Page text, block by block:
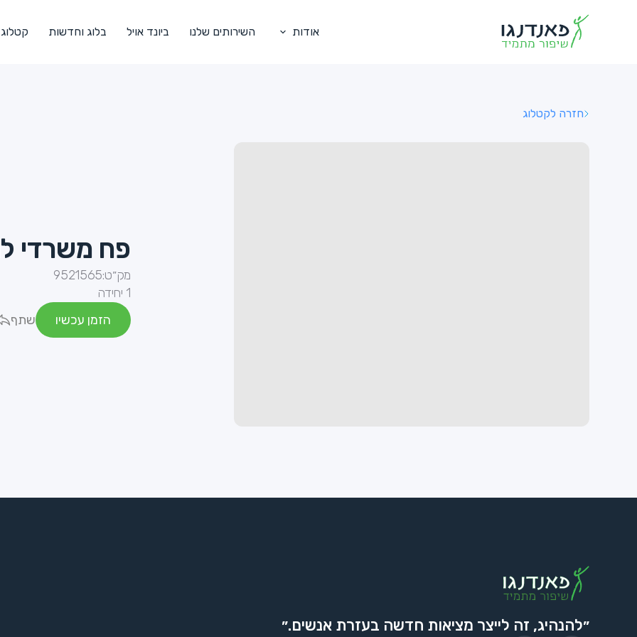
אודות השירותים שלנו ביונד אויל בלוג וחדשות קטלוג
חזרה לקטלוג
פח משרדי
מק״ט:9521565
1 יחידה
הזמן עכשיו
שתף
״להנהיג, זה לייצר מציאות חדשה בעזרת אנשים.״